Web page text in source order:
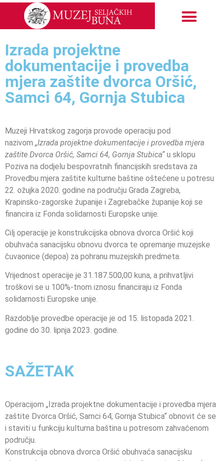
Izrada projektne
dokumentacije i provedba
mjera zaštite dvorca Oršić,
Samci 64, Gornja Stubica
Muzeji Hrvatskog zagorja provode operaciju pod
nazivom „Izrada projektne dokumentacije i provedba mjera
zaštite Dvorca Oršić, Samci 64, Gornja Stubica“u sklopu
Poziva na dodjelu bespovratnih financijskih sredstava za
Provedbu mjera zaštite kulturne baštine oštećene u potresu
22. ožujka 2020. godine na području Grada Zagreba,
Krapinsko-zagorske županije i Zagrebačke županije koji se
financira iz Fonda solidarnosti Europske unije.
Cilj operacije je konstrukcijska obnova dvorca Oršić koji
obuhvaća sanacijsku obnovu dvorca te opremanje muzejske
čuvaonice (depoa) za pohranu muzejskih predmeta.
Vrijednost operacije je 31.187.500,00 kuna, a prihvatljivi
troškovi se u 100%-tnom iznosu financiraju iz Fonda
solidarnosti Europske unije.
Razdoblje provedbe operacije je od 15. listopada 2021.
godine do 30. lipnja 2023. godine.
SAŽETAK
Operacijom „Izrada projektne dokumentacije i provedba mjera
zaštite Dvorca Oršić, Samci 64, Gornja Stubica“ obnovit će se
i staviti u funkciju kulturna baština u potresom zahvaćenom
području.
Konstrukcija obnova dvorca Oršić obuhvaća sanacijsku